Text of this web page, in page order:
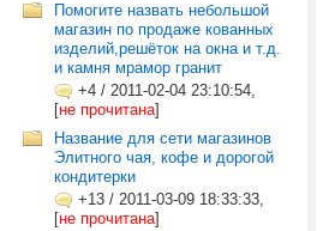
Помогите назвать небольшой
магазин по продаже кованных
изделий,решёток на окна и т.д.
и камня мрамор гранит
+4 / 2011-02-04 23:10:54,
[не прочитана]
Название для сети магазинов
Элитного чая, кофе и дорогой
кондитерки
+13 / 2011-03-09 18:33:33,
[не прочитана]